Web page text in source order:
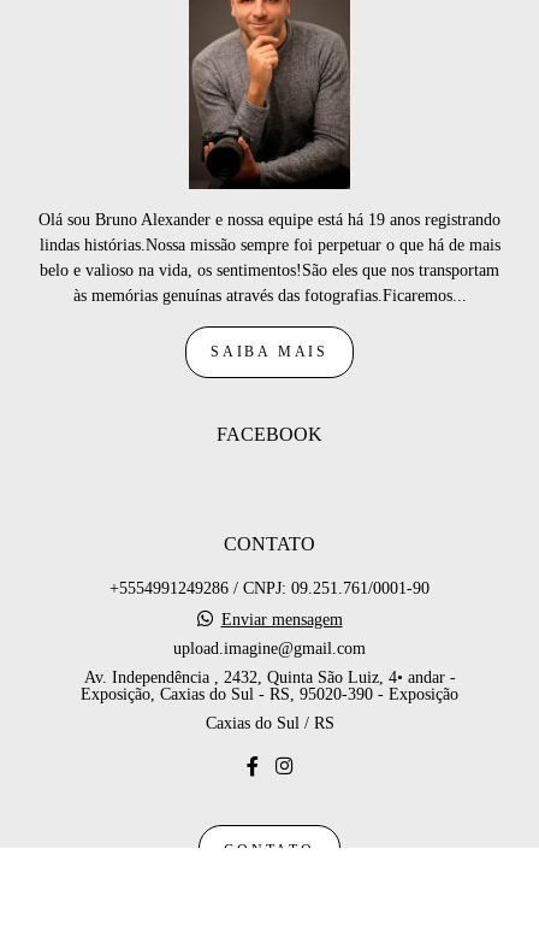
Olá sou Bruno Alexander e nossa equipe está há 19 anos registrando
lindas histórias.Nossa missão sempre foi perpetuar o que há de mais
belo e valioso na vida, os sentimentos!São eles que nos transportam
às memórias genuínas através das fotografias.Ficaremos...
SAIBA MAIS
FACEBOOK
CONTATO
+5554991249286 / CNPJ: 09.251.761/0001-90
Enviar mensagem
upload.imagine@gmail.com
Av. Independência , 2432, Quinta São Luiz, 4• andar -
Exposição, Caxias do Sul - RS, 95020-390 - Exposição
Caxias do Sul / RS
CONTATO